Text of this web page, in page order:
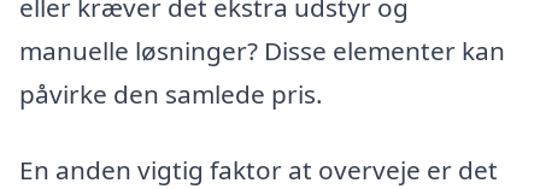
manuelle løsninger? Disse elementer kan
påvirke den samlede pris.
En anden vigtig faktor at overveje er det